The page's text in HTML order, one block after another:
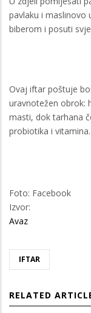
pavlaku i maslinovo
biberom i posuti
Ovaj iftar poštuje
uravnotežen obrok:
masti, dok tarhana
probiotika i vitamina.
Foto: Facebook
Izvor:
Avaz
IFTAR
RELATED